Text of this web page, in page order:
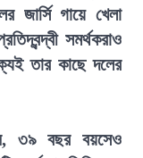
জার্সি গায়ে খেলা
সমর্থকরাও
তার কাছে দলের
৩৯ বছর বয়সেও